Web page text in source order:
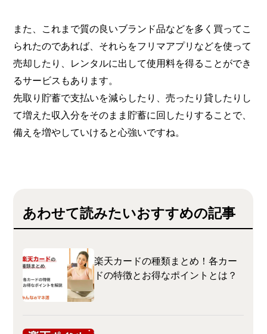
また、これまで質の良いブランド品などを多く買ってこ
られたのであれば、それらをフリマアプリなどを使って
売却したり、レンタルに出して使用料を得ることができ
るサービスもあります。
先取り貯蓄で支払いを減らしたり、売ったり貸したりし
て増えた収入分をそのまま貯蓄に回したりすることで、
備えを増やしていけると心強いですね。
あわせて読みたいおすすめの記事
楽天カードの種類まとめ！各カー
ドの特徴とお得なポイントとは？